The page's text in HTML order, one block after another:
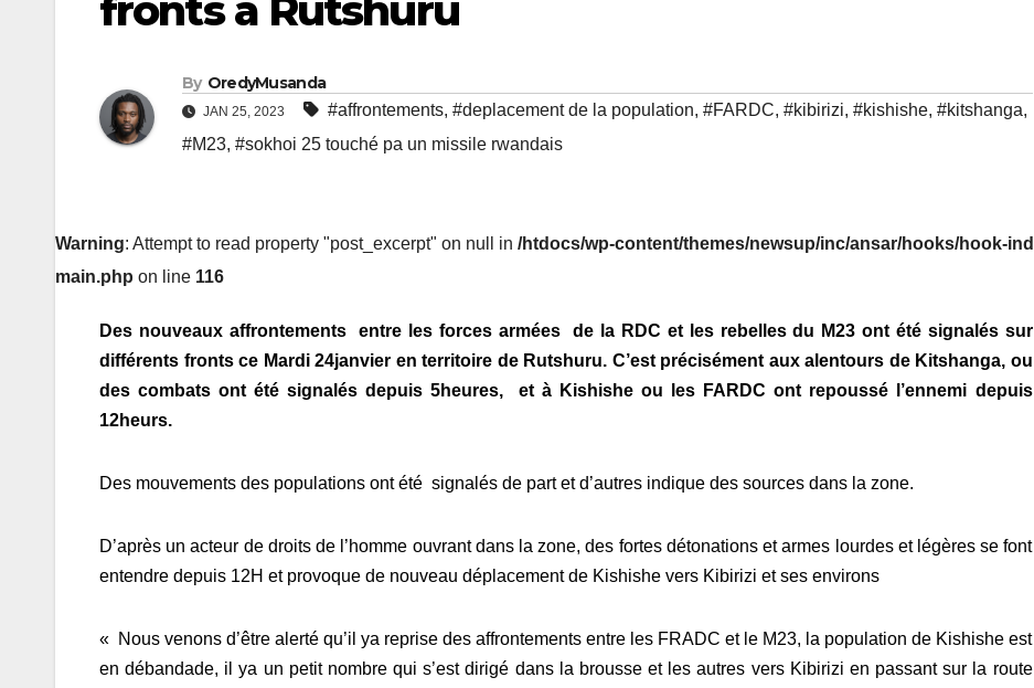
fronts à Rutshuru
By OredyMusanda
JAN 25, 2023 #affrontements, #deplacement de la population, #FARDC, #kibirizi, #kishishe, #kitshanga,
#M23, #sokhoi 25 touché pa un missile rwandais
Warning: Attempt to read property "post_excerpt" on null in /htdocs/wp-content/themes/newsup/inc/ansar/hooks/hook-
main.php on line 116
Des nouveaux affrontements entre les forces armées de la RDC et les rebelles du M23 ont été signalés sur
différents fronts ce Mardi 24janvier en territoire de Rutshuru. C’est précisément aux alentours de Kitshanga, ou
des combats ont été signalés depuis 5heures, et à Kishishe ou les FARDC ont repoussé l’ennemi depuis
12heurs.
Des mouvements des populations ont été signalés de part et d’autres indique des sources dans la zone.
D’après un acteur de droits de l’homme ouvrant dans la zone, des fortes détonations et armes lourdes et légères se font
entendre depuis 12H et provoque de nouveau déplacement de Kishishe vers Kibirizi et ses environs
« Nous venons d’être alerté qu’il ya reprise des affrontements entre les FRADC et le M23, la population de Kishishe est
en débandade, il ya un petit nombre qui s’est dirigé dans la brousse et les autres vers Kibirizi en passant sur la route